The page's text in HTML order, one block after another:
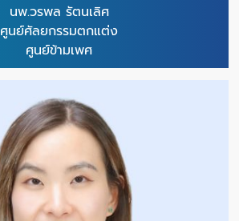
นพ.วรพล รัตนเลิศ
ศูนย์ศัลยกรรมตกแต่ง
ศูนย์ข้ามเพศ